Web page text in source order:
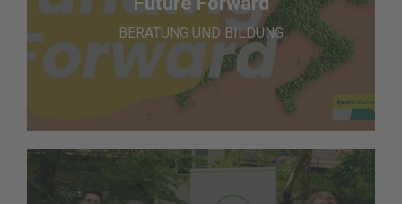
BERATUNG UND BILDUNG